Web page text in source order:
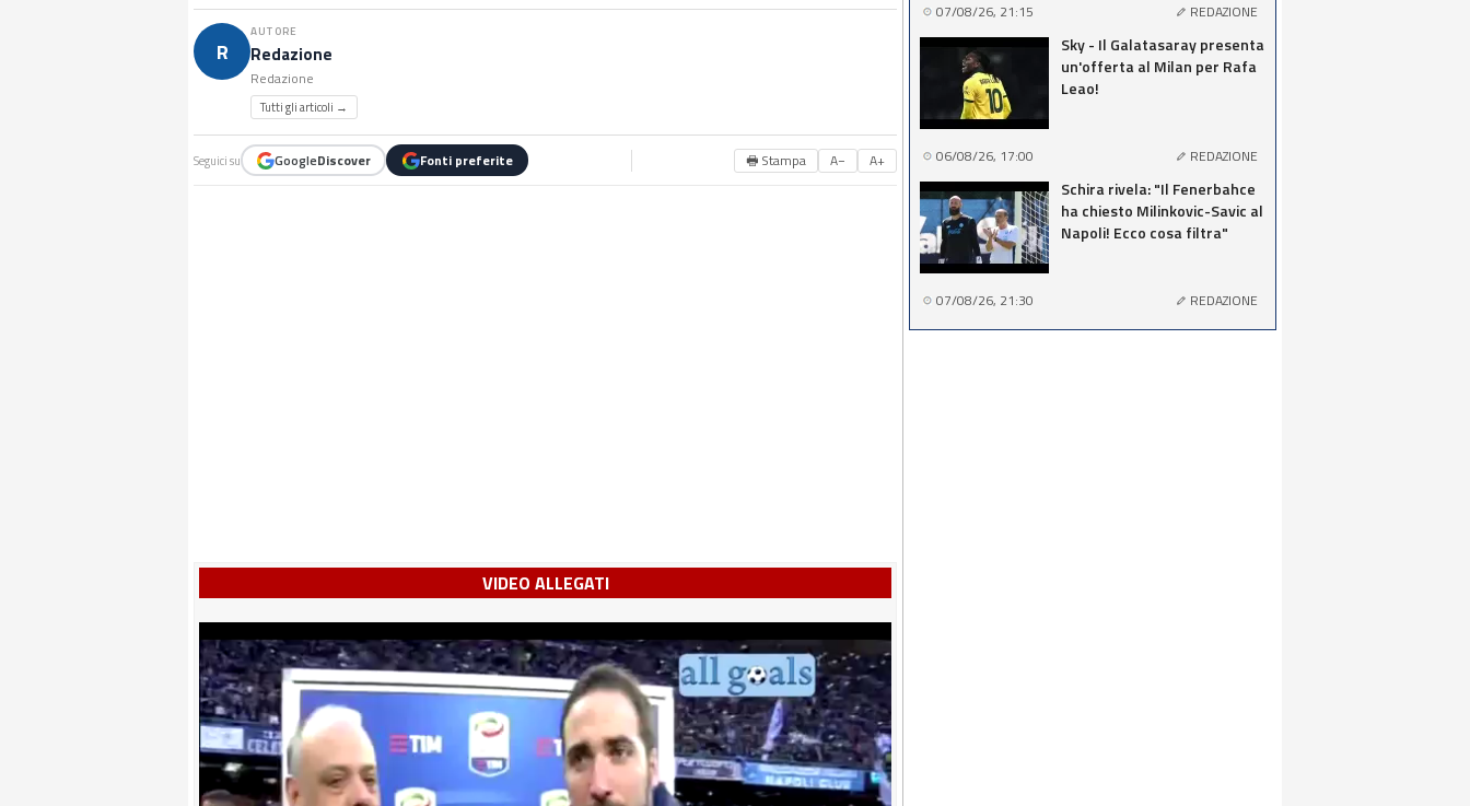
R
AUTORE
Redazione
Redazione
Tutti gli articoli →
Seguici su GoogleDiscover Fonti preferite 🖶 Stampa A− A+
VIDEO ALLEGATI
07/08/26, 21:15 REDAZIONE
Sky - Il Galatasaray presenta
un'offerta al Milan per Rafa
Leao!
06/08/26, 17:00 REDAZIONE
Schira rivela: "Il Fenerbahce
ha chiesto Milinkovic-Savic al
Napoli! Ecco cosa filtra"
07/08/26, 21:30 REDAZIONE